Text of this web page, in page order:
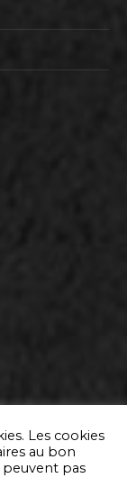
Les cookies
au bon
pas